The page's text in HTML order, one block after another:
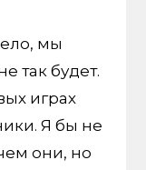
мы
так будет.
играх
Я бы не
они, но